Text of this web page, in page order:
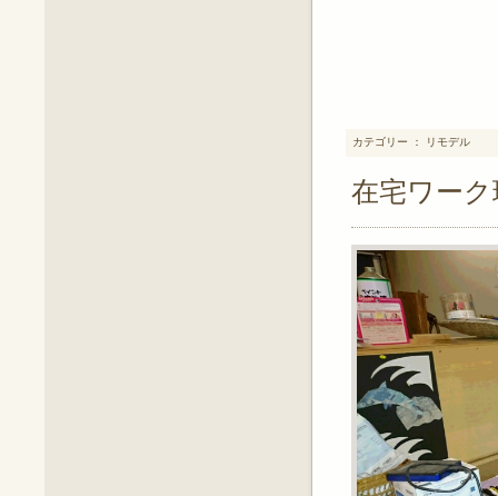
カテゴリー ： リモデル
在宅ワー